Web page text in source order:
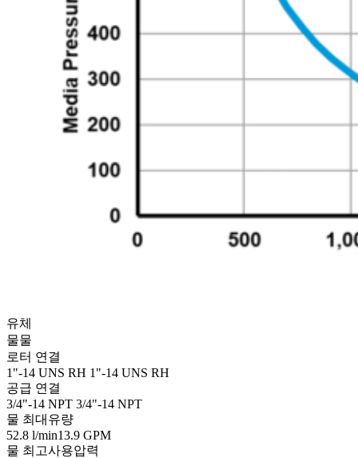
유체
물물
로터 연결
1"-14 UNS RH 1"-14 UNS RH
공급 연결
3/4"-14 NPT 3/4"-14 NPT
물 최대유량
52.8 l/min13.9 GPM
물 최고사용압력